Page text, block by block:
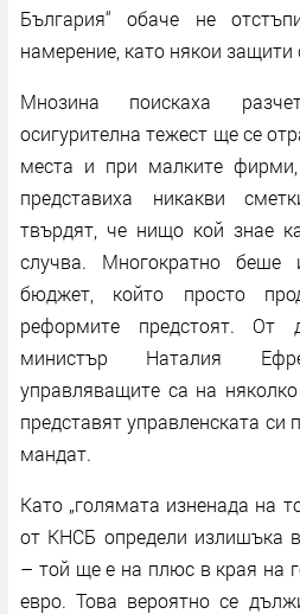
България“ обаче не
намерение, като някои защити
Мнозина поискаха
осигурителна тежест ще се
места и при малките
представиха никакви
твърдят, че нищо кой знае
случва. Многократно беше
бюджет, който просто
реформите предстоят. От
министър Наталия
управляващите са на
представят управленската
мандат.
Като „голямата изненада на
от КНСБ определи излишъка
– той ще е на плюс в края на
евро. Това вероятно се